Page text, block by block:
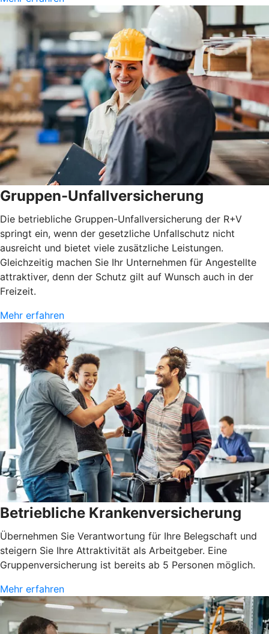
Gruppen-Unfallversicherung
Die betriebliche Gruppen-Unfallversicherung der R+V
springt ein, wenn der gesetzliche Unfallschutz nicht
ausreicht und bietet viele zusätzliche Leistungen.
Gleichzeitig machen Sie Ihr Unternehmen für Angestellte
attraktiver, denn der Schutz gilt auf Wunsch auch in der
Freizeit.
Mehr erfahren
Betriebliche Krankenversicherung
Übernehmen Sie Verantwortung für Ihre Belegschaft und
steigern Sie Ihre Attraktivität als Arbeitgeber. Eine
Gruppenversicherung ist bereits ab 5 Personen möglich.
Mehr erfahren